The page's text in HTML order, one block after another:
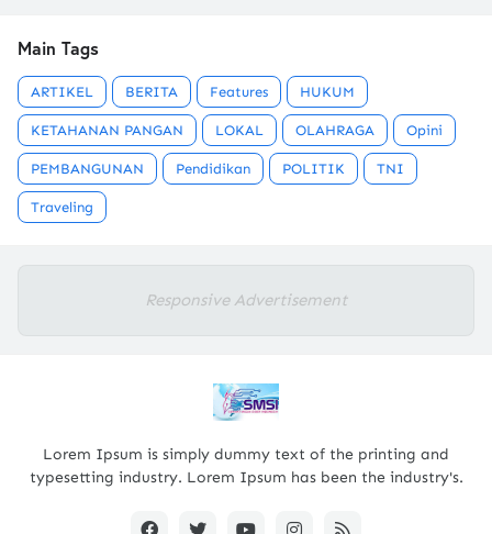
Main Tags
ARTIKEL BERITA Features HUKUM
KETAHANAN PANGAN LOKAL OLAHRAGA Opini
PEMBANGUNAN Pendidikan POLITIK TNI
Traveling
Responsive Advertisement
Lorem Ipsum is simply dummy text of the printing and
typesetting industry. Lorem Ipsum has been the industry's.